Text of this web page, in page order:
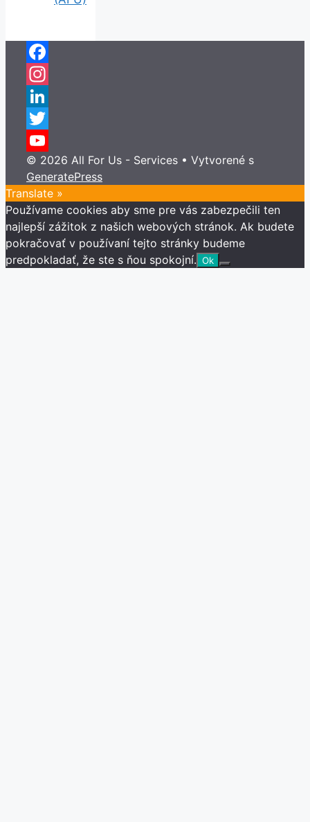
Facebook
Instagram
LinkedIn
Twitter
YouTube
Channel
© 2026 All For Us - Services • Vytvorené s
GeneratePress
Translate »
Používame cookies aby sme pre vás zabezpečili ten
najlepší zážitok z našich webových stránok. Ak budete
pokračovať v používaní tejto stránky budeme
predpokladať, že ste s ňou spokojní. Ok